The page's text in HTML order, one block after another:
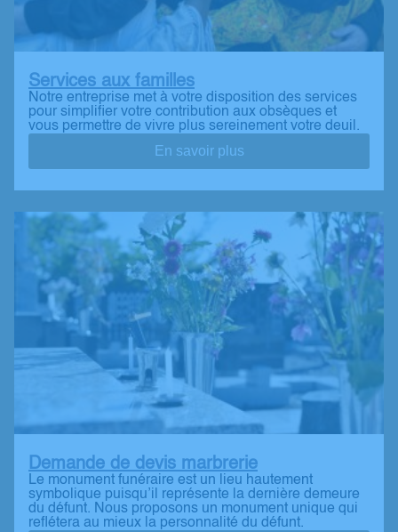
Services aux familles
Notre entreprise met à votre disposition des services
pour simplifier votre contribution aux obsèques et
vous permettre de vivre plus sereinement votre deuil.
En savoir plus
Demande de devis marbrerie
Le monument funéraire est un lieu hautement
symbolique puisqu’il représente la dernière demeure
du défunt. Nous proposons un monument unique qui
reflétera au mieux la personnalité du défunt.